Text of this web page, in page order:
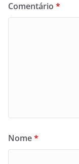
Comentário *
Nome*